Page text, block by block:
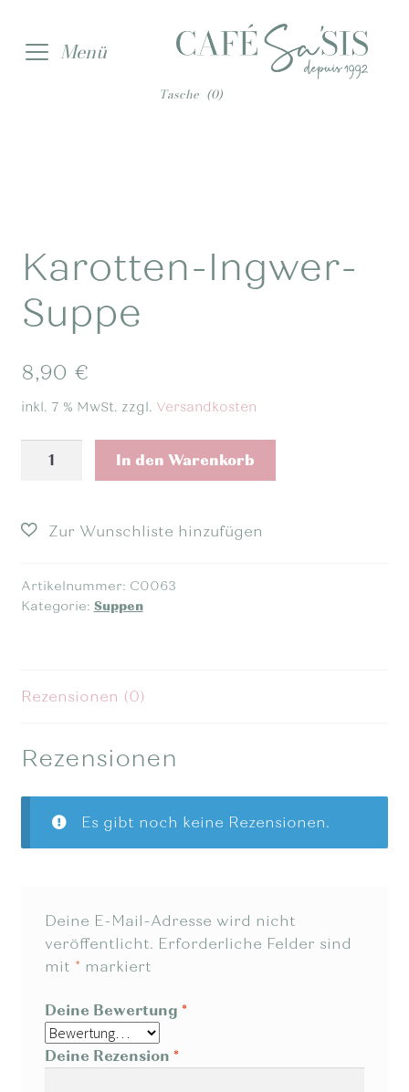
Navigation
InhaltMenü
Tasche (0)
Karotten-Ingwer-
Suppe
8,90 €
inkl. 7 % MwSt. zzgl. Versandkosten
Karotten-
Menge
In den Warenkorb
Artikelnummer: C0063
Kategorie: Suppen
Rezensionen (0)
Rezensionen
Es gibt noch keine Rezensionen.
Deine E-Mail-Adresse wird nicht
veröffentlicht. Erforderliche Felder sind
mit * markiert
Deine Bewertung *
Deine Rezension *